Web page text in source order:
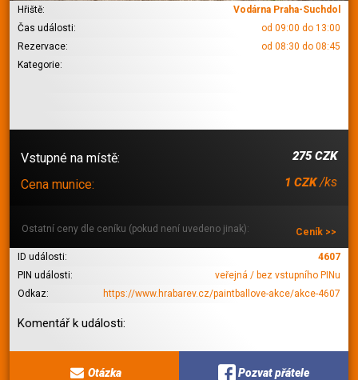
Hřiště:
Vodárna Praha-Suchdol
Čas události:
od 09:00 do 13:00
Rezervace:
od 08:30 do 08:45
Kategorie:
Vstupné na místě: 275 CZK
Cena munice: 1 CZK/ks
Ostatní ceny dle ceníku (pokud není uvedeno jinak): Ceník >>
ID události:
4607
PIN události:
veřejná / bez vstupního PINu
Odkaz:
https://www.hrabarev.cz/paintballove-akce/akce-4607
Komentář k události:
Otázka Pozvat přátele